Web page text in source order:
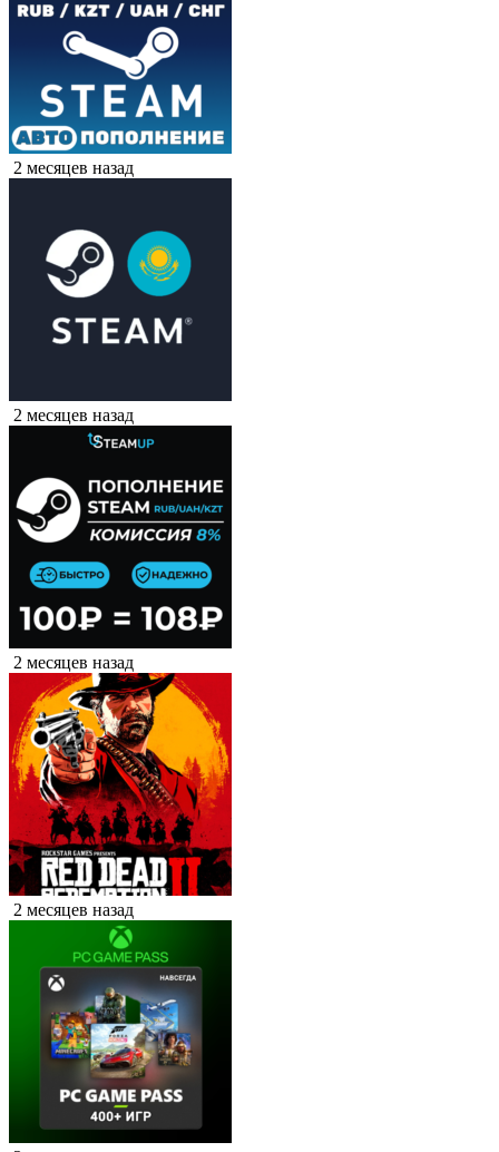
2 месяцев назад
2 месяцев назад
2 месяцев назад
2 месяцев назад